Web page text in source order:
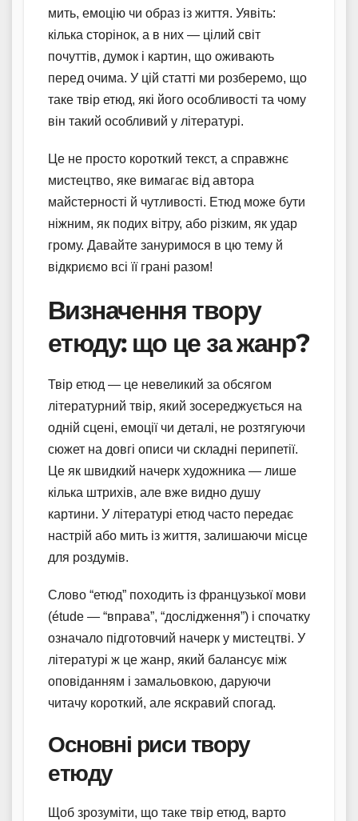
мить, емоцію чи образ із життя. Уявіть:
кілька сторінок, а в них — цілий світ
почуттів, думок і картин, що оживають
перед очима. У цій статті ми розберемо, що
таке твір етюд, які його особливості та чому
він такий особливий у літературі.
Це не просто короткий текст, а справжнє
мистецтво, яке вимагає від автора
майстерності й чутливості. Етюд може бути
ніжним, як подих вітру, або різким, як удар
грому. Давайте зануримося в цю тему й
відкриємо всі її грані разом!
Визначення твору
етюду: що це за жанр?
Твір етюд — це невеликий за обсягом
літературний твір, який зосереджується на
одній сцені, емоції чи деталі, не розтягуючи
сюжет на довгі описи чи складні перипетії.
Це як швидкий начерк художника — лише
кілька штрихів, але вже видно душу
картини. У літературі етюд часто передає
настрій або мить із життя, залишаючи місце
для роздумів.
Слово “етюд” походить із французької мови
(étude — “вправа”, “дослідження”) і спочатку
означало підготовчий начерк у мистецтві. У
літературі ж це жанр, який балансує між
оповіданням і замальовкою, даруючи
читачу короткий, але яскравий спогад.
Основні риси твору
етюду
Щоб зрозуміти, що таке твір етюд, варто